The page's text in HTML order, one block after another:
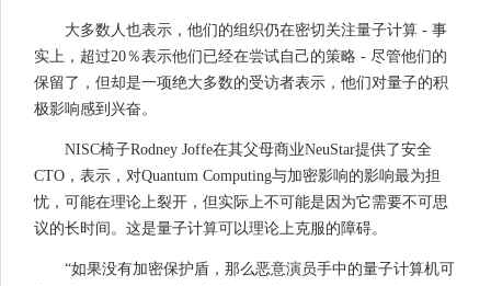
大多数人也表示，他们的组织仍在密切关注量子计算 - 事
实上，超过20％表示他们已经在尝试自己的策略 - 尽管他们的
保留了，但却是一项绝大多数的受访者表示，他们对量子的积
极影响感到兴奋。
NISC椅子Rodney Joffe在其父母商业NeuStar提供了安全
CTO，表示，对Quantum Computing与加密影响的影响最为担
忧，可能在理论上裂开，但实际上不可能是因为它需要不可思
议的长时间。这是量子计算可以理论上克服的障碍。
“如果没有加密保护盾，那么恶意演员手中的量子计算机可